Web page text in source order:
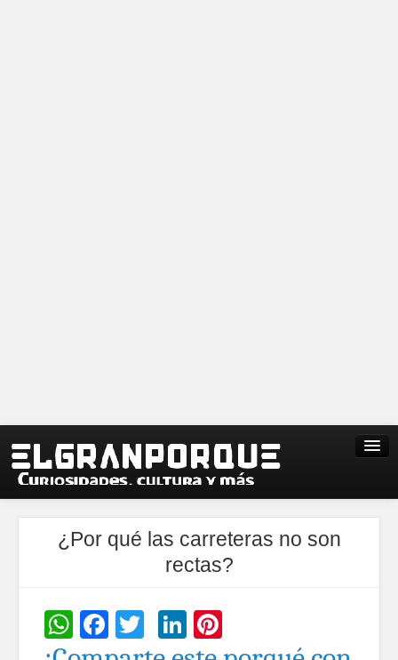
¿Por qué las carreteras no son
rectas?
WhatsApp
Facebook
TwitterLinkedIn